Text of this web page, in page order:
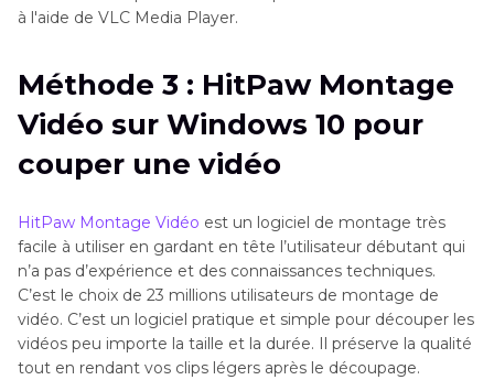
à l'aide de VLC Media Player.
Méthode 3 : HitPaw Montage
Vidéo sur Windows 10 pour
couper une vidéo
HitPaw Montage Vidéo est un logiciel de montage très
facile à utiliser en gardant en tête l’utilisateur débutant qui
n’a pas d’expérience et des connaissances techniques.
C’est le choix de 23 millions utilisateurs de montage de
vidéo. C’est un logiciel pratique et simple pour découper les
vidéos peu importe la taille et la durée. Il préserve la qualité
tout en rendant vos clips légers après le découpage.